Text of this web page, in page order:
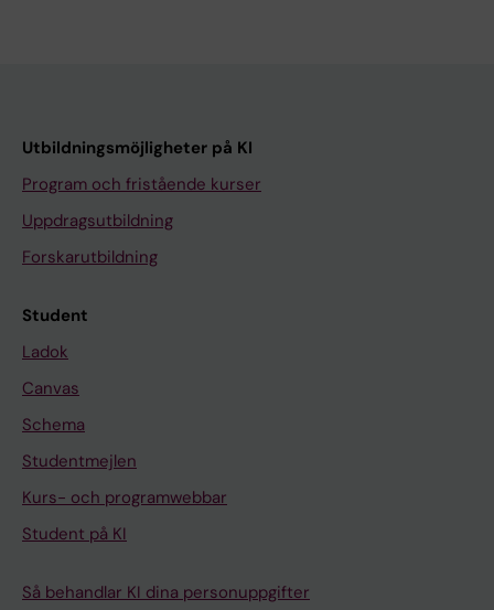
Utbildningsmöjligheter på KI
Program och fristående kurser
Uppdragsutbildning
Forskarutbildning
Student
Ladok
Canvas
Schema
Studentmejlen
Kurs- och programwebbar
Student på KI
Så behandlar KI dina personuppgifter